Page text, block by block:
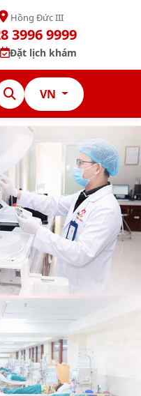
Hồng Đức III
3996 9999
Đặt lịch khám
VN